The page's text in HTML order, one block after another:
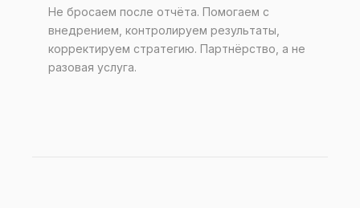
Не бросаем после отчёта. Помогаем с
внедрением, контролируем результаты,
корректируем стратегию. Партнёрство, а не
разовая услуга.